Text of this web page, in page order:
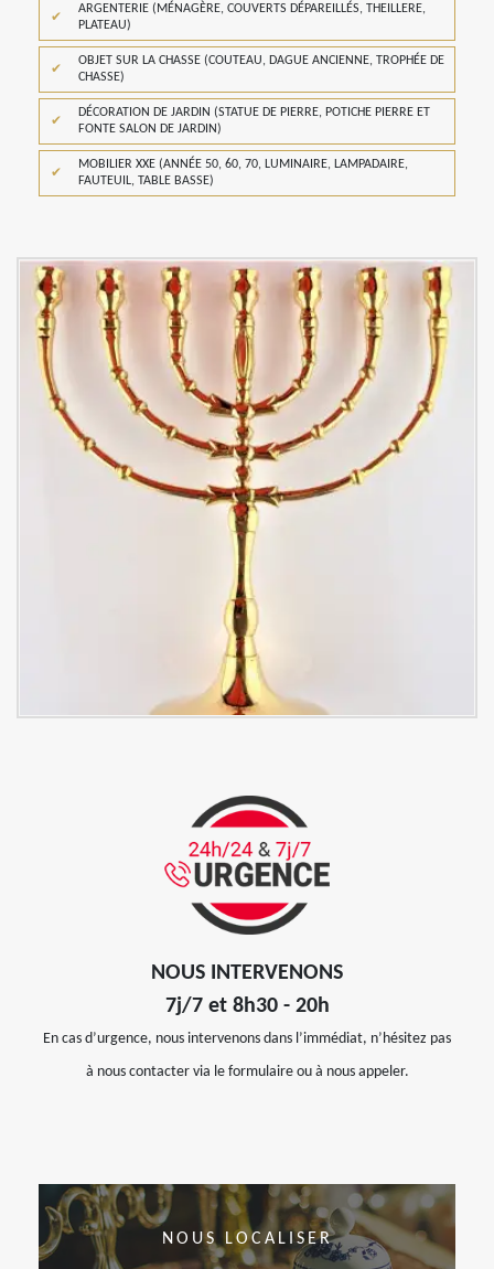
ARGENTERIE (MÉNAGÈRE, COUVERTS DÉPAREILLÉS, THEILLERE,
PLATEAU)
OBJET SUR LA CHASSE (COUTEAU, DAGUE ANCIENNE, TROPHÉE DE
CHASSE)
DÉCORATION DE JARDIN (STATUE DE PIERRE, POTICHE PIERRE ET
FONTE SALON DE JARDIN)
MOBILIER XXE (ANNÉE 50, 60, 70, LUMINAIRE, LAMPADAIRE,
FAUTEUIL, TABLE BASSE)
NOUS INTERVENONS
7j/7 et 8h30 - 20h
En cas d’urgence, nous intervenons dans l’immédiat, n’hésitez pas
à nous contacter via le formulaire ou à nous appeler.
NOUS LOCALISER